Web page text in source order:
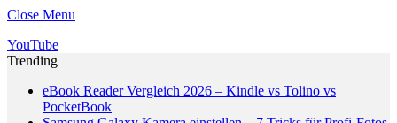
Close Menu
YouTube
Trending
eBook Reader Vergleich 2026 – Kindle vs Tolino vs
PocketBook